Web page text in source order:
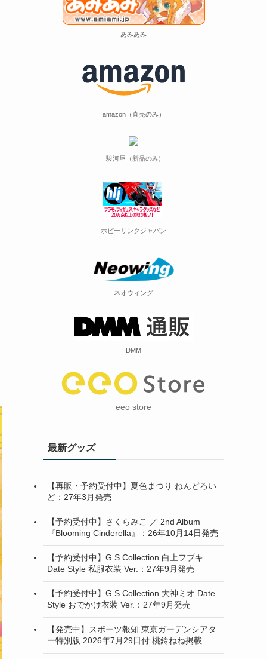
あみあみ
amazon（直売のみ）
駿河屋（新品のみ)
ホビーリンクジャパン
ネオウィング
DMM
eeo store
最新グッズ
【再販・予約受付中】夏色まつり ねんどろい
ど：27年3月発売
【予約受付中】さくらみこ ／ 2nd Album
『Blooming Cinderella』：26年10月14日発売
【予約受付中】G.S.Collection 白上フブキ
Date Style 私服衣装 Ver.：27年9月発売
【予約受付中】G.S.Collection 大神ミオ Date
Style おでかけ衣装 Ver.：27年9月発売
【発売中】スポーツ報知 東京ガーデンシアタ
ー特別版 2026年7月29日付 桃鈴ねね掲載